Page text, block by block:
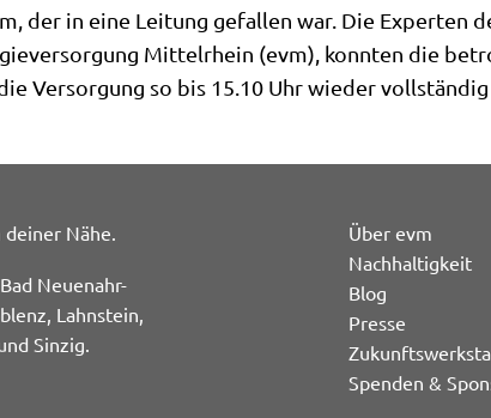
der in eine Leitung gefallen war. Die Experten
Mittelrhein (evm), konnten die
Versorgung so bis 15.10 Uhr wieder vollständig
Nähe.
Neuenahr-
Lahnstein,
Sinzig.
Über evm
Nachhaltigkeit
Blog
Presse
Spenden &